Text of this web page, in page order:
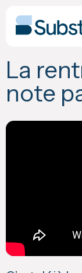
content
La
note